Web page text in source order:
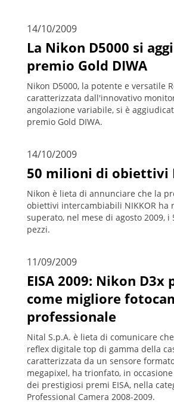
14/10/2009
La Nikon D5000 si
premio Gold DIWA
Nikon D5000, la potente e versatile
caratterizzata dall'innovativo
angolazione variabile, si è
premio Gold DIWA.
14/10/2009
50 milioni di obiettivi
Nikon è lieta di annunciare che la
obiettivi intercambiabili NIKKOR ha
superato, nel mese di agosto 2009,
pezzi.
11/09/2009
EISA 2009: Nikon D3x
come migliore
professionale
Nital S.p.A. è lieta di comunicare
reflex digitale top di gamma della
caratterizzata da un sensore
megapixel, ha trionfato, in
dei prestigiosi premi EISA, nella
Professional Camera 2008-2009.